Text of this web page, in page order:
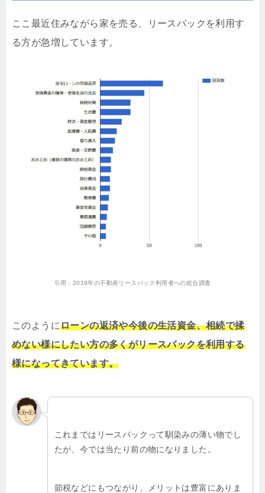
ここ最近住みながら家を売る、リースバックを利用す
る方が急増しています。
引用： 2019年の不動産リースバック利用者への総合調査
このようにローンの返済や今後の生活資金、相続で揉
めない様にしたい方の多くがリースバックを利用する
様になってきています。
これまではリースバックって馴染みの薄い物でし
たが、今では当たり前の物になりました。
節税などにもつながり、メリットは豊富にありま